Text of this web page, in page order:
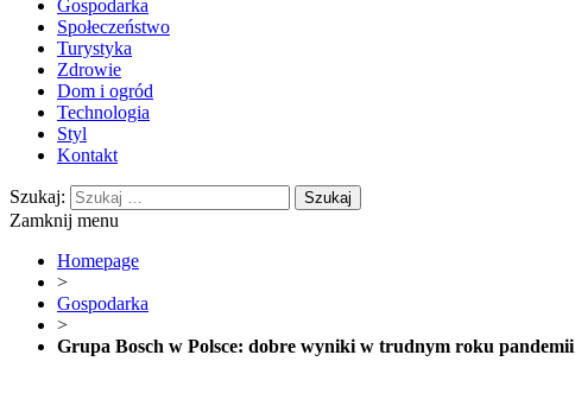
Gospodarka
Społeczeństwo
Turystyka
Zdrowie
Dom i ogród
Technologia
Styl
Kontakt
Szukaj:
Zamknij menu
Homepage
>
Gospodarka
>
Grupa Bosch w Polsce: dobre wyniki w trudnym roku pandemii